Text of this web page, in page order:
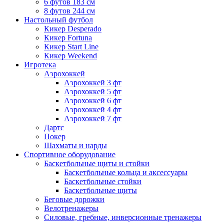
8 футов 244 см
Настольный футбол
Кикер Desperado
Кикер Fortuna
Кикер Start Line
Кикер Weekend
Игротека
Аэрохоккей
Аэрохоккей 3 фт
Аэрохоккей 5 фт
Аэрохоккей 6 фт
Аэрохоккей 4 фт
Аэрохоккей 7 фт
Дартс
Покер
Шахматы и нарды
Спортивное оборудование
Баскетбольные щиты и стойки
Баскетбольные кольца и аксессуары
Баскетбольные стойки
Баскетбольные щиты
Беговые дорожки
Велотренажеры
Силовые, гребные, инверсионные тренажеры